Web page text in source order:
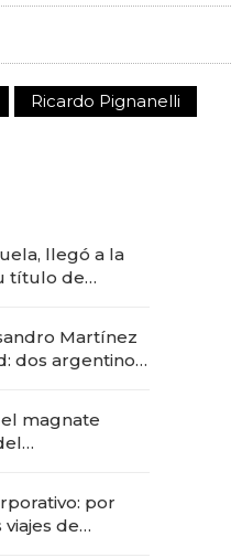
Ricardo Pignanelli
llegó a la
título de
Martínez
dos argentinos
magnate
por
de